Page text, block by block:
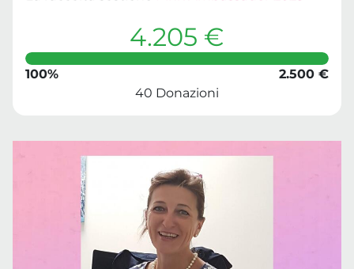
4.205 €
100%
2.500 €
40 Donazioni